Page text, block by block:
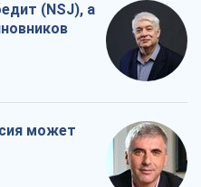
(NSJ), а
может